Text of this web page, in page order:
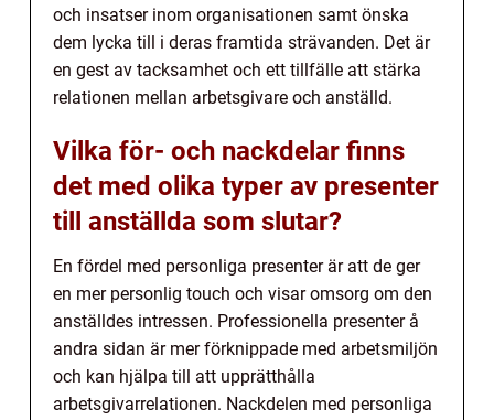
och insatser inom organisationen samt önska
dem lycka till i deras framtida strävanden. Det är
en gest av tacksamhet och ett tillfälle att stärka
relationen mellan arbetsgivare och anställd.
Vilka för- och nackdelar finns
det med olika typer av presenter
till anställda som slutar?
En fördel med personliga presenter är att de ger
en mer personlig touch och visar omsorg om den
anställdes intressen. Professionella presenter å
andra sidan är mer förknippade med arbetsmiljön
och kan hjälpa till att upprätthålla
arbetsgivarrelationen. Nackdelen med personliga